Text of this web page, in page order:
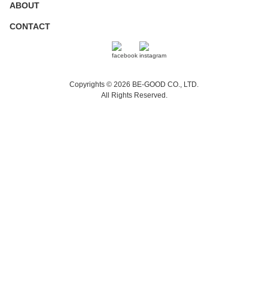
ABOUT
CONTACT
Copyrights © 2026 BE-GOOD CO., LTD.
All Rights Reserved.